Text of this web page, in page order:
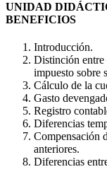
UNIDAD
BENEFICIOS
Introducción.
Distinción entre
impuesto sobre
Cálculo de la
Gasto
Registro
Diferencias
Compensación
anteriores.
Diferencias